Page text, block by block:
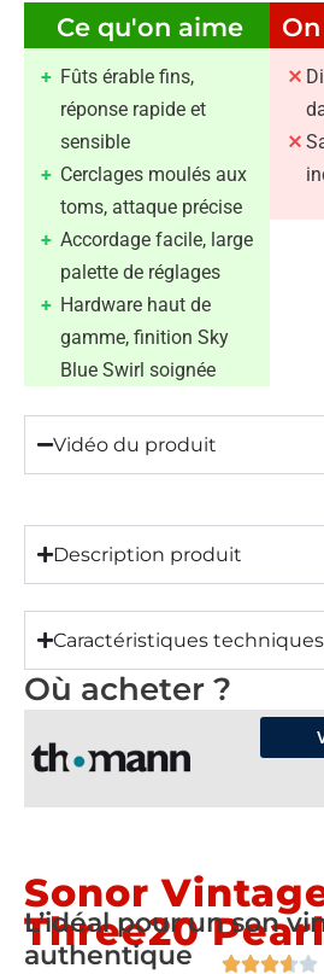
Ce qu'on aime
Fûts érable fins,
réponse rapide et
sensible
Cerclages moulés aux
toms, attaque précise
Accordage facile, large
palette de réglages
Hardware haut de
gamme, finition Sky
Blue Swirl soignée
Vidéo du produit
Description produit
Caractéristiques techniques
Où acheter ?
Sonor
Three20 Pearl
L’idéal pour un son
authentique